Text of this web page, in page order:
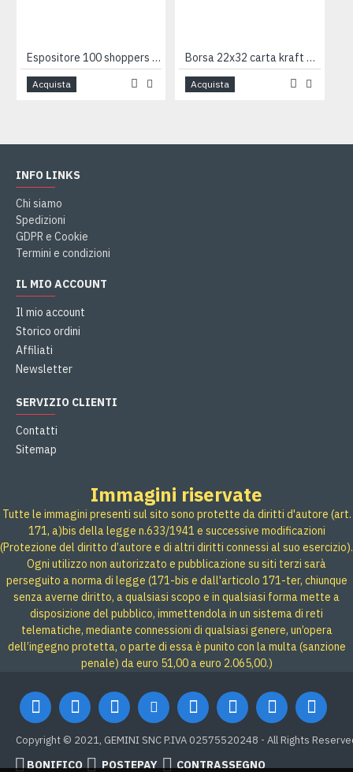
Espositore 100 shoppers NATALE
Acquista
Borsa 22x32 carta kraft avana 25pz
Acquista
INFO LINKS
Chi siamo
Spedizioni
GDPR e Cookie
Termini e condizioni
IL MIO ACCOUNT
Il mio account
Storico ordini
Affiliati
Newsletter
SERVIZIO CLIENTI
Contatti
Sitemap
Immagini riservate
Tutte le immagini presenti sul sito sono protette da diritti d'autore (art.
171, a)bis della legge n.633/1941 e successive modificazioni
(Protezione del diritto d’autore e di altri diritti connessi al suo esercizio).
Ogni utilizzo non autorizzato e pubblicazione su siti terzi sarà
perseguito a norma di legge (171-bis e dall'articolo 171-ter, chiunque
senza averne diritto, a qualsiasi scopo e in qualsiasi forma mette a
disposizione del pubblico, immettendola in un sistema di reti
telematiche, mediante connessioni di qualsiasi genere, un’opera
dell’ingegno protetta, o parte di essa è punito con la multa (sanzione
penale) da euro 51,00 a euro 2.065,00.)
Copyright © 2021, GEMINI SNC P.IVA 02575520248 - All Rights
BONIFICO POSTEPAY CONTRASSEGNO